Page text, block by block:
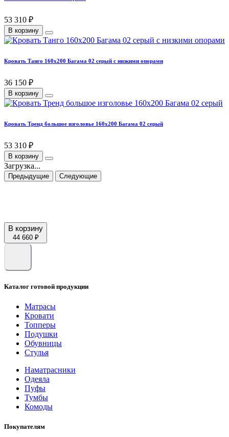
53 310 ₽
В корзину
Кровать Танго 160х200 Багама 02 серый с низкими опорами
36 150 ₽
В корзину
Кровать Тренд большое изголовье 160х200 Багама 02 серый
53 310 ₽
В корзину
Загрузка...
Предыдущие Следующие
В корзину
44 660 ₽
Каталог готовой продукции
Матрасы
Кровати
Топперы
Подушки
Обувницы
Стулья
Наматрасники
Одеяла
Пуфы
Тумбы
Комоды
Покупателям